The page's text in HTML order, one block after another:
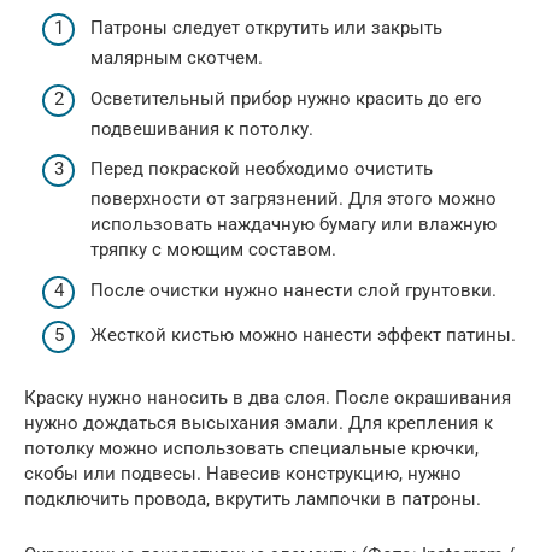
Патроны следует открутить или закрыть
малярным скотчем.
Осветительный прибор нужно красить до его
подвешивания к потолку.
Перед покраской необходимо очистить
поверхности от загрязнений. Для этого можно
использовать наждачную бумагу или влажную
тряпку с моющим составом.
После очистки нужно нанести слой грунтовки.
Жесткой кистью можно нанести эффект патины.
Краску нужно наносить в два слоя. После окрашивания
нужно дождаться высыхания эмали. Для крепления к
потолку можно использовать специальные крючки,
скобы или подвесы. Навесив конструкцию, нужно
подключить провода, вкрутить лампочки в патроны.